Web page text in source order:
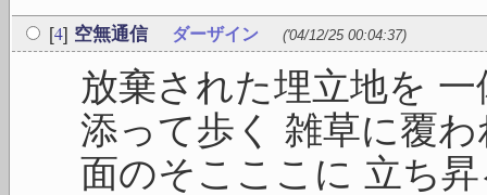
[4] 空無通信 ダーザイン ('04/12/25 00:04:37)
放棄された埋立地を
添って歩く 雑草に覆
面のそこここに 立ち